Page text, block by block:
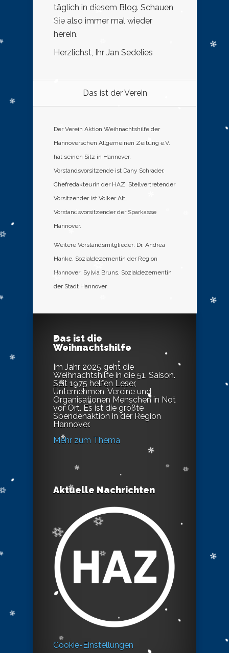
täglich in diesem Blog. Schauen
Sie also immer mal wieder
herein.
Herzlichst, Ihr Jan Sedelies
Das ist der Verein
Der Verein Aktion Weihnachtshilfe der
Hannoverschen Allgemeinen Zeitung e.V.
hat seinen Sitz in Hannover.
Vorstandsvorsitzende ist Dany Schrader,
Chefredakteurin der HAZ. Stellvertretender
Vorsitzender ist Volker Alt,
Vorstandsvorsitzender der Sparkasse
Hannover.
Weitere Vorstandsmitglieder: Dr. Andrea
Hanke, Sozialdezernentin der Region
Hannover; Sylvia Bruns, Sozialdezernentin
der Stadt Hannover.
Das ist die
Weihnachtshilfe
Im Jahr 2025 geht die
Weihnachtshilfe in die 51. Saison.
Seit 1975 helfen Leser,
Unternehmen, Vereine und
Organisationen Menschen in Not
vor Ort. Es ist die größte
Spendenaktion in der Region
Hannover.
Mehr zum Thema
Aktuelle Nachrichten
Cookie-Einstellungen